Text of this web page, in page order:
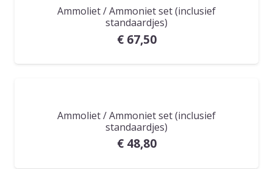
Ammoliet / Ammoniet set (inclusief
standaardjes)
€67,50
Ammoliet / Ammoniet set (inclusief
standaardjes)
€48,80